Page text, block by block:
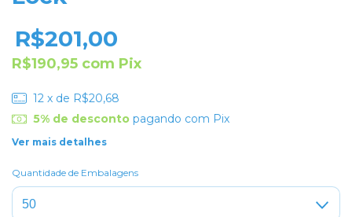
R$201,00
R$190,95 com Pix
12 x de R$20,68
5% de descontopagando com Pix
Ver mais detalhes
Quantidade de Embalagens